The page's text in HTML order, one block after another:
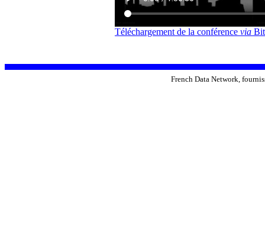
Téléchargement de la conférence via
French Data Network,